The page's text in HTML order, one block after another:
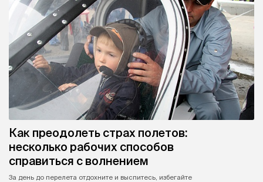
Как преодолеть страх полетов:
несколько рабочих способов
справиться с волнением
За день до перелета отдохните и выспитесь, избегайте